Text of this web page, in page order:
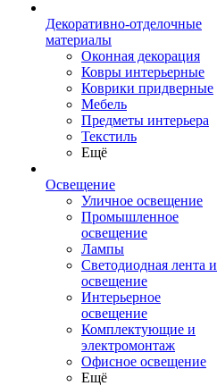
Декоративно-отделочные
материалы
Оконная декорация
Ковры интерьерные
Коврики придверные
Мебель
Предметы интерьера
Текстиль
Ещё
Освещение
Уличное освещение
Промышленное
освещение
Лампы
Светодиодная лента и
освещение
Интерьерное
освещение
Комплектующие и
электромонтаж
Офисное освещение
Ещё